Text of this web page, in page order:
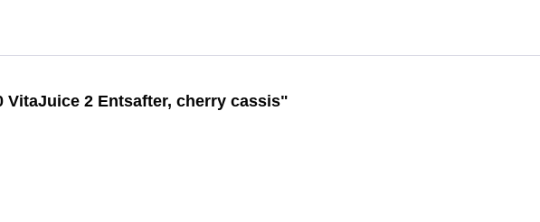
2 Entsafter, cherry cassis"